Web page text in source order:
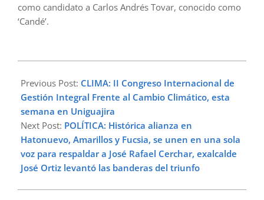
como candidato a Carlos Andrés Tovar, conocido como
‘Candé’.
05-
07
Previous Post: CLIMA: II Congreso Internacional de
Gestión Integral Frente al Cambio Climático, esta
semana en Uniguajira
Next Post: POLÍTICA: Histórica alianza en
Hatonuevo, Amarillos y Fucsia, se unen en una sola
voz para respaldar a José Rafael Cerchar, exalcalde
José Ortiz levantó las banderas del triunfo